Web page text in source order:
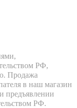
РФ,
Продажа
в наш магазин
предъявлении
РФ.